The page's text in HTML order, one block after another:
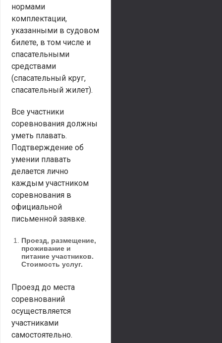
нормами
комплектации,
указанными в судовом
билете, в том числе и
спасательными
средствами
(спасательный круг,
спасательный жилет).
Все участники
соревнования должны
уметь плавать.
Подтверждение об
умении плавать
делается лично
каждым участником
соревнования в
официальной
письменной заявке.
Проезд, размещение,
проживание и
питание участников.
Стоимость услуг.
Проезд до места
соревнований
осуществляется
участниками
самостоятельно.